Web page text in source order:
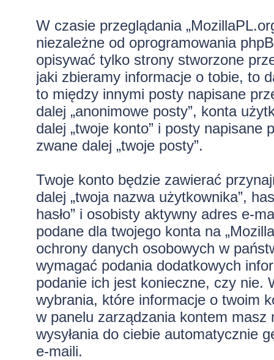
W czasie przeglądania
niezależne od oprogramowania
opisywać tylko strony stworzone
jaki zbieramy informacje o tobie, to
to między innymi posty napisane
dalej „anonimowe posty”, konta
dalej „twoje konto” i posty
zwane dalej „twoje posty”.
Twoje konto będzie zawierać
dalej „twoja nazwa użytkownika”,
hasło” i osobisty aktywny adres e-
podane dla twojego konta na
ochrony danych osobowych w
wymagać podania dodatkowych
podanie ich jest konieczne, czy nie.
wybrania, które informacje o twoim
w panelu zarządzania kontem masz
wysyłania do ciebie automatycznie
e-maili.